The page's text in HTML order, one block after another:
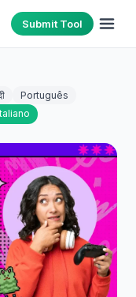
Submit Tool
Português